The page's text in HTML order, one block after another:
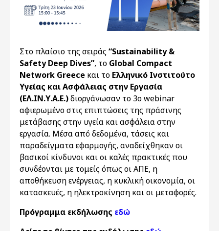
Στο πλαίσιο της σειράς “Sustainability &
Safety Deep Dives”, το Global Compact
Network Greece και το Ελληνικό Ινστιτούτο
Υγείας και Ασφάλειας στην Εργασία
(ΕΛ.ΙΝ.Υ.Α.Ε.)διοργάνωσαν το 3ο webinar
αφιερωμένο στις επιπτώσεις της πράσινης
μετάβασης στην υγεία και ασφάλεια στην
εργασία. Μέσα από δεδομένα, τάσεις και
παραδείγματα εφαρμογής, αναδείχθηκαν οι
βασικοί κίνδυνοι και οι καλές πρακτικές που
συνδέονται με τομείς όπως οι ΑΠΕ, η
αποθήκευση ενέργειας, η κυκλική οικονομία, οι
κατασκευές, η ηλεκτροκίνηση και οι μεταφορές.
Πρόγραμμα εκδήλωσης εδώ